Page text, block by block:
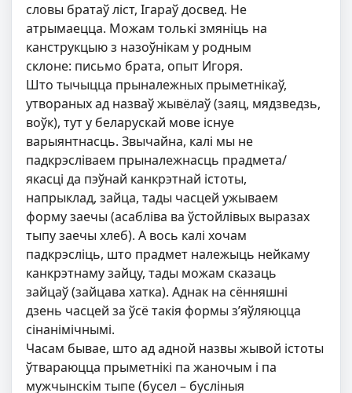
словы братаў ліст, Ігараў досвед. Не
атрымаецца. Можам толькі змяніць на
канструкцыю з назоўнікам у родным
склоне: письмо брата, опыт Игоря.
Што тычыцца прыналежных прыметнікаў,
утвораных ад назваў жывёлаў (заяц, мядзведзь,
воўк), тут у беларускай мове існуе
варыянтнасць. Звычайна, калі мы не
падкрэсліваем прыналежнасць прадмета/
якасці да пэўнай канкрэтнай істоты,
напрыклад, зайца, тады часцей ужываем
форму заечы (асабліва ва ўстойлівых выразах
тыпу заечы хлеб). А вось калі хочам
падкрэсліць, што прадмет належыць нейкаму
канкрэтнаму зайцу, тады можам сказаць
зайцаў (зайцава хатка). Аднак на сённяшні
дзень часцей за ўсё такія формы з’яўляюцца
сінанімічнымі.
Часам бывае, што ад адной назвы жывой істоты
ўтвараюцца прыметнікі па жаночым і па
мужчынскім тыпе (бусел – бусліныя